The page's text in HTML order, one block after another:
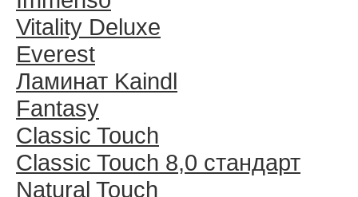
Vitality Deluxe
Everest
Ламинат Kaindl
Fantasy
Classic Touch
Classic Touch 8,0 стандарт
Natural Touch